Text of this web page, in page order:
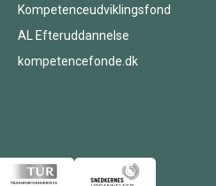
Kompetenceudviklingsfond
AL Efteruddannelse
kompetencefonde.dk